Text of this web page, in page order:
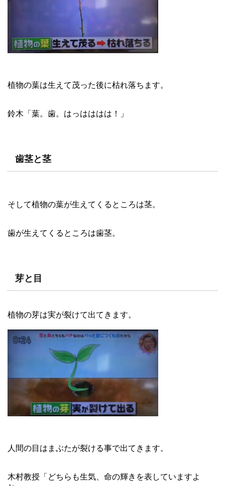
植物の葉は生えて茂った後に枯れ落ちます。
鈴木「葉。歯。はっはははは！」
歯茎と茎
そして植物の葉が生えてくるところは茎。
歯が生えてくるところは歯茎。
芽と目
植物の芽は実が裂けて出てきます。
人間の目はまぶたが裂ける事で出てきます。
木村教授「どちらも生気、命の輝きを表していますよ